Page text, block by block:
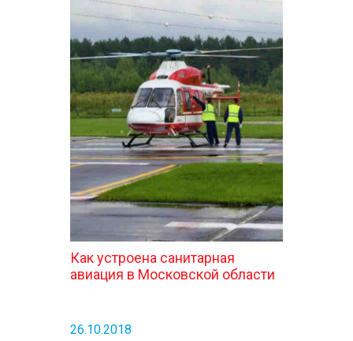
Как устроена санитарная
авиация в Московской области
26.10.2018